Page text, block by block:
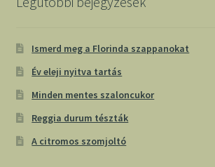
Ismerd meg a Florinda szappanokat
Év eleji nyitva tartás
Minden mentes szaloncukor
Reggia durum tészták
A citromos szomjoltó